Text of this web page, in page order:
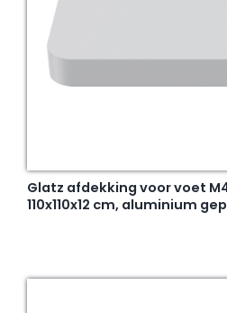
Glatz afdekking voor voet
110x110x12 cm, aluminium